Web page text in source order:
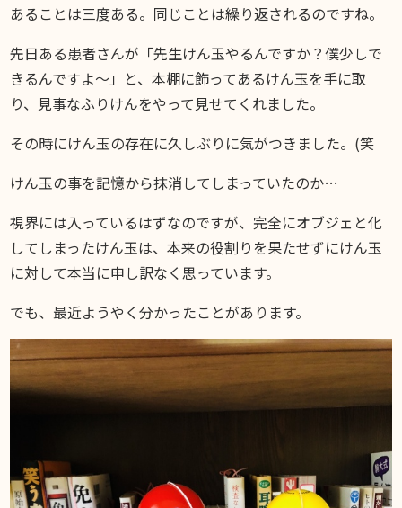
あることは三度ある。同じことは繰り返されるのですね。
先日ある患者さんが「先生けん玉やるんですか？僕少しで
きるんですよ〜」と、本棚に飾ってあるけん玉を手に取
り、見事なふりけんをやって見せてくれました。
その時にけん玉の存在に久しぶりに気がつきました。(笑
けん玉の事を記憶から抹消してしまっていたのか…
視界には入っているはずなのですが、完全にオブジェと化
してしまったけん玉は、本来の役割りを果たせずにけん玉
に対して本当に申し訳なく思っています。
でも、最近ようやく分かったことがあります。